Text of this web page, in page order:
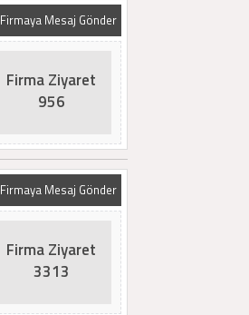
Firmaya Mesaj Gönder
Firma Ziyaret
956
Firmaya Mesaj Gönder
Firma Ziyaret
3313